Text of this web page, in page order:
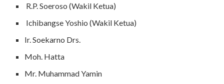
R.P. Soeroso (Wakil Ketua)
Ichibangse Yoshio (Wakil Ketua)
Ir. Soekarno Drs.
Moh. Hatta
Mr. Muhammad Yamin